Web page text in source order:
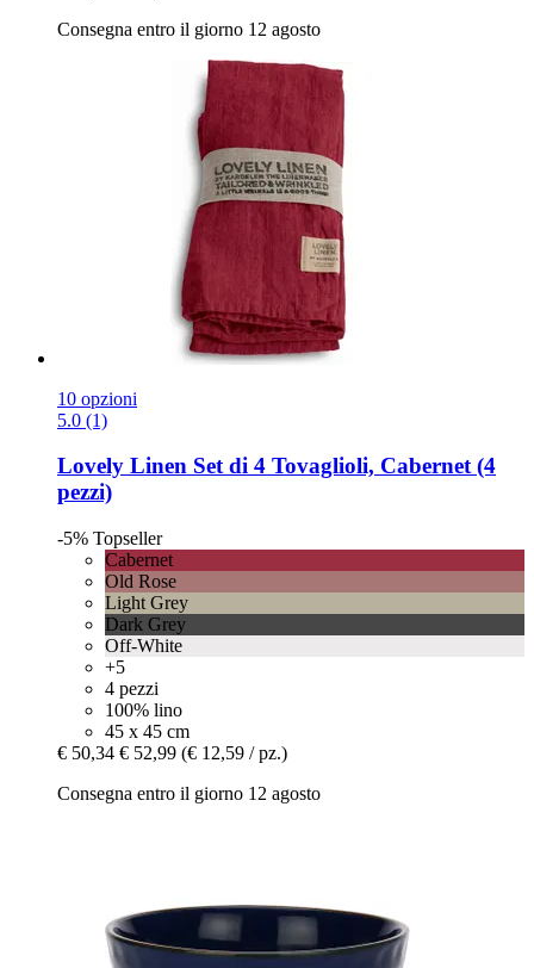
Consegna entro il giorno 12 agosto
10 opzioni
5.0 (1)
Lovely Linen Set di 4 Tovaglioli, Cabernet (4
pezzi)
-5% Topseller
Cabernet
Old Rose
Light Grey
Dark Grey
Off-White
+5
4 pezzi
100% lino
45 x 45 cm
€ 50,34 € 52,99 (€ 12,59 / pz.)
Consegna entro il giorno 12 agosto